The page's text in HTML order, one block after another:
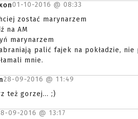
01-10-2016 @ 08:33
zostać marynarzem
na AM
marynarzem
palić fajek na pokładzie,
mnie.
28-09-2016 @ 11:49
też gorzej... ;)
09-2016 @ 13:17